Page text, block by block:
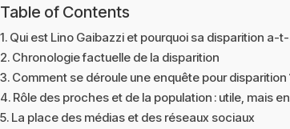
Table of Contents
Qui est Lino Gaibazzi et pourquoi sa disparition a-
Chronologie factuelle de la disparition
Comment se déroule une enquête pour disparition
Rôle des proches et de la population : utile, mais
La place des médias et des réseaux sociaux